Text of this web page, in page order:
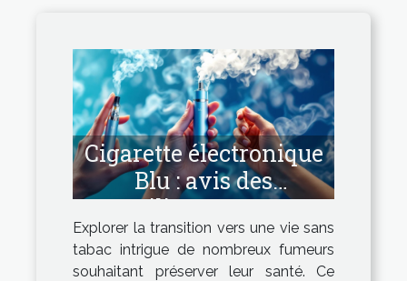
Cigarette électronique
Blu : avis des
utilisateurs en
transition vers le sans-
tabac
Explorer la transition vers une vie sans
tabac intrigue de nombreux fumeurs
souhaitant préserver leur santé. Ce